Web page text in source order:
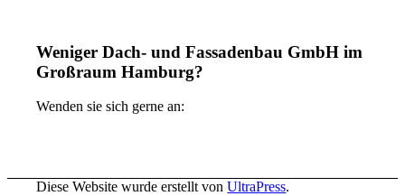
Weniger Dach- und Fassadenbau GmbH im
Großraum Hamburg?
Wenden sie sich gerne an:
Diese Website wurde erstellt vonUltraPress.